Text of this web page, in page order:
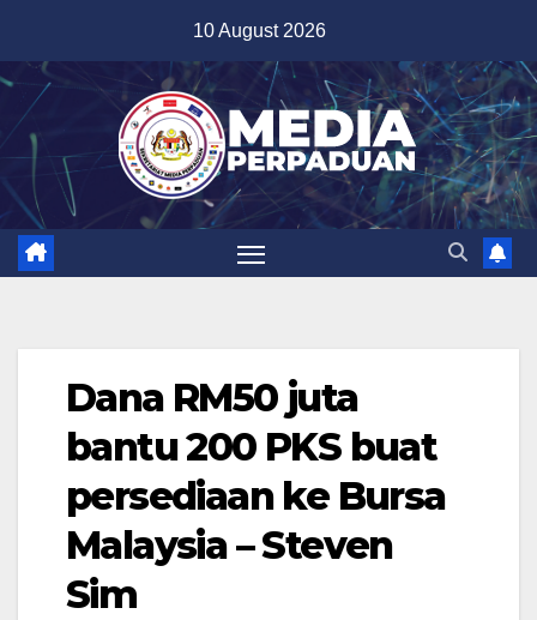
content
10 August 2026
Dana RM50 juta
bantu 200 PKS buat
persediaan ke Bursa
Malaysia – Steven
Sim